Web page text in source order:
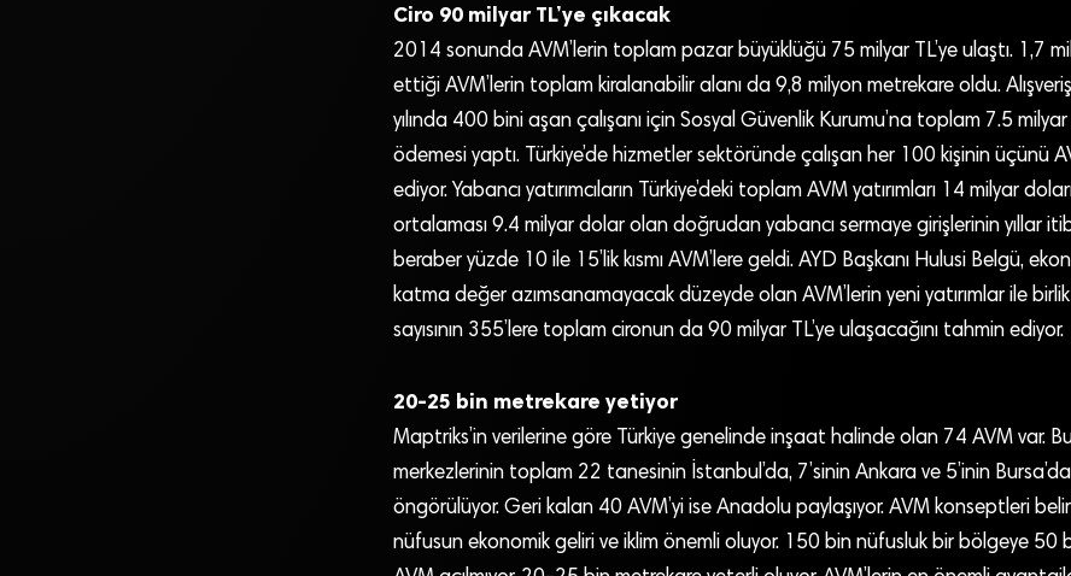
Ciro 90 milyar TL’ye çıkacak
2014 sonunda AVM’lerin toplam pazar büyüklüğü 75 milyar TL’ye ulaştı. 1,7
ettiği AVM’lerin toplam kiralanabilir alanı da 9,8 milyon metrekare oldu.
yılında 400 bini aşan çalışanı için Sosyal Güvenlik Kurumu’na toplam 7.5
ödemesi yaptı. Türkiye’de hizmetler sektöründe çalışan her 100 kişinin üçünü
ediyor. Yabancı yatırımcıların Türkiye’deki toplam AVM yatırımları 14 milyar
ortalaması 9.4 milyar dolar olan doğrudan yabancı sermaye girişlerinin yıllar
beraber yüzde 10 ile 15’lik kısmı AVM’lere geldi. AYD Başkanı Hulusi Belgü,
katma değer azımsanamayacak düzeyde olan AVM’lerin yeni yatırımlar ile
sayısının 355’lere toplam cironun da 90 milyar TL’ye ulaşacağını tahmin ediyor.
20-25 bin metrekare yetiyor
Maptriks’in verilerine göre Türkiye genelinde inşaat halinde olan 74 AVM var. Bu
merkezlerinin toplam 22 tanesinin İstanbul’da, 7’sinin Ankara ve 5’inin Bursa’da
öngörülüyor. Geri kalan 40 AVM’yi ise Anadolu paylaşıyor. AVM konseptleri
nüfusun ekonomik geliri ve iklim önemli oluyor. 150 bin nüfusluk bir bölgeye 50